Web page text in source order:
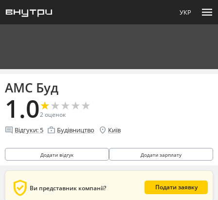
УКР menu
АМС Буд
1.0★
★★
★★
★★
★★
★
2оценок
comment Відгуки: 5 enterprise Будівництво location_on Київ
Додати відгук Додати зарплату
verified_user Ви представник компанії? Подати заявку